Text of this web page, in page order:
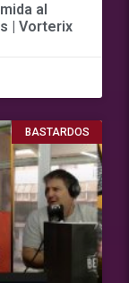
al
| Vorterix
BASTARDOS